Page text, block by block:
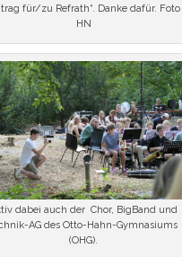
für/zu Refrath“. Danke dafür. Foto
HN
dabei auch der Chor, BigBand und
AG des Otto-Hahn-Gymnasiums
(OHG).